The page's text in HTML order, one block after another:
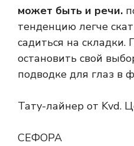
может быть и речи.
тенденцию легче
садиться на складки.
остановить свой
подводке для глаз в
Тату-лайнер от Kvd.
СЕФОРА